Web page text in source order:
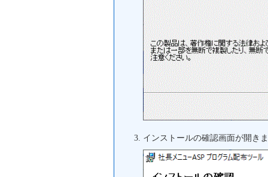
インストールの確認画面が開き